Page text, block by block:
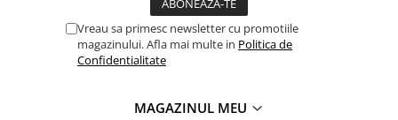
Uscătoare Haine
Lăzi Frigorifice
INGRIJIRE PERSONALA
Vreau sa primesc newsletter cu promotiile
magazinului. Afla mai multe in Politica de
Confidentialitate
MAGAZINUL MEU